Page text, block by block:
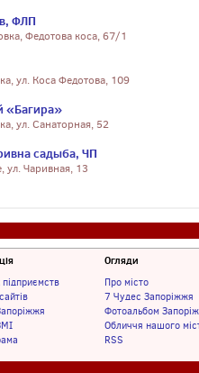
ФЛП
Федотова коса, 67/1
ул. Коса Федотова, 109
«Багира»
ул. Санаторная, 52
садыба, ЧП
ул. Чаривная, 13
підприємств
Огляди
Про місто
7 Чудес Запоріжжя
Фотоальбом
Обличчя нашого
RSS